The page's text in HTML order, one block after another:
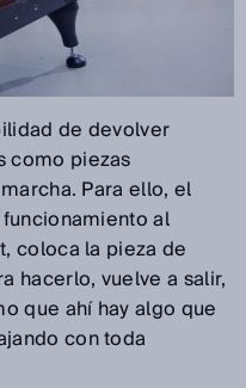
de devolver
como piezas
Para ello, el
al
coloca la pieza de
hacerlo, vuelve a salir,
que ahí hay algo que
con toda